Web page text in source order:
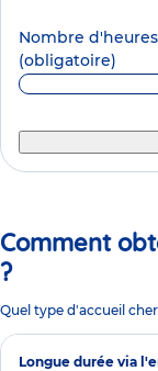
Nombre
(obligatoire)
Comment
?
Quel type d'accueil
Longue durée via